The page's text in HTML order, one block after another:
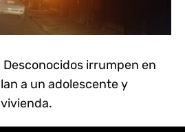
irrumpen en
a un adolescente y